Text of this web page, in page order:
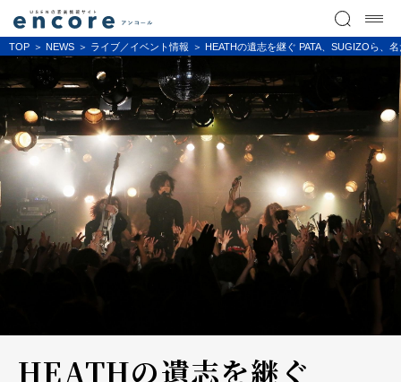
TOP NEWS ライブ／イベント情報 HEATHの遺志を継ぐ PATA、SUGIZOら、
HEATHの遺志を継ぐ